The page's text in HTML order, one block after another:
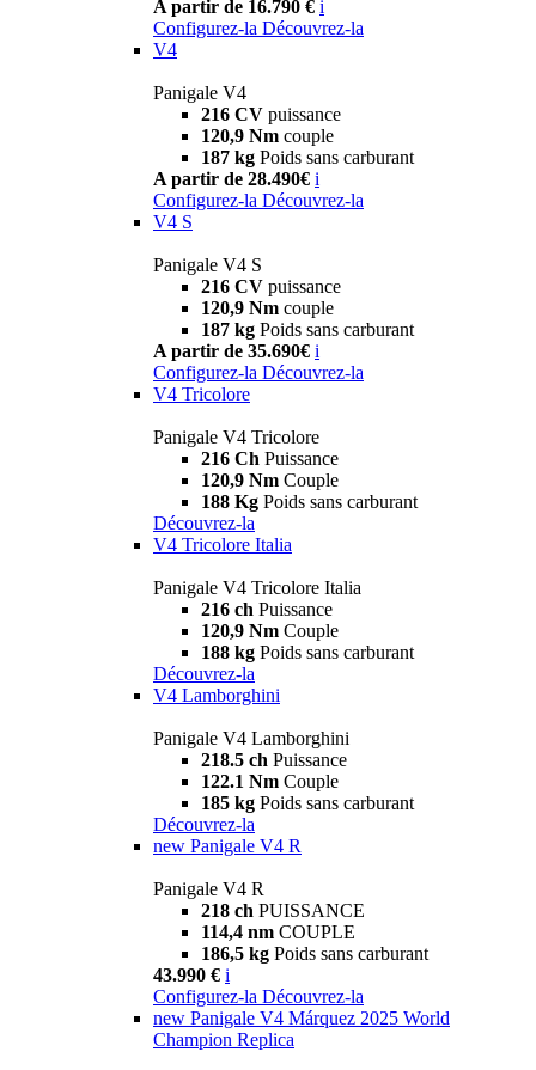
A partir de 16.790 € i
Configurez-la Découvrez-la
V4
Panigale V4
216 CV puissance
120,9 Nm couple
187 kg Poids sans carburant
A partir de 28.490€ i
Configurez-la Découvrez-la
V4 S
Panigale V4 S
216 CV puissance
120,9 Nm couple
187 kg Poids sans carburant
A partir de 35.690€ i
Configurez-la Découvrez-la
V4 Tricolore
Panigale V4 Tricolore
216 Ch Puissance
120,9 Nm Couple
188 Kg Poids sans carburant
Découvrez-la
V4 Tricolore Italia
Panigale V4 Tricolore Italia
216 ch Puissance
120,9 Nm Couple
188 kg Poids sans carburant
Découvrez-la
V4 Lamborghini
Panigale V4 Lamborghini
218.5 ch Puissance
122.1 Nm Couple
185 kg Poids sans carburant
Découvrez-la
new Panigale V4 R
Panigale V4 R
218 ch PUISSANCE
114,4 nm COUPLE
186,5 kg Poids sans carburant
43.990 € i
Configurez-la Découvrez-la
new Panigale V4 Márquez 2025 World
Champion Replica